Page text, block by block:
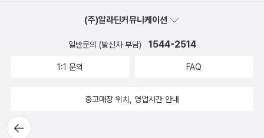
뒤로가
기
(주)알라딘커뮤니케이션
일반문의 (발신자 부담) 1544-2514
1:1 문의 FAQ
중고매장 위치, 영업시간 안내